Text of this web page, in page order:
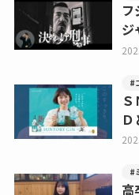
フ
ジ
#
#
高